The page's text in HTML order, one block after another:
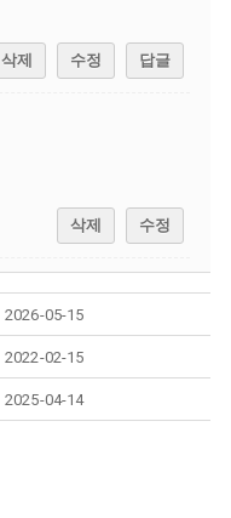
삭제 수정 답글
삭제 수정
2026-05-15
2022-02-15
2025-04-14